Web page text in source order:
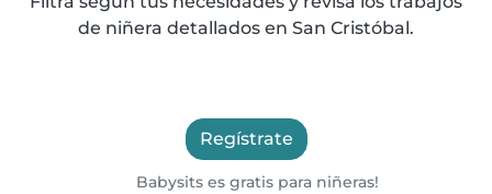
de niñera detallados en San Cristóbal.
Regístrate
Babysits es gratis para niñeras!